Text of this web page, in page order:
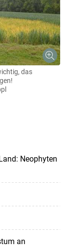
das
Neophyten
an